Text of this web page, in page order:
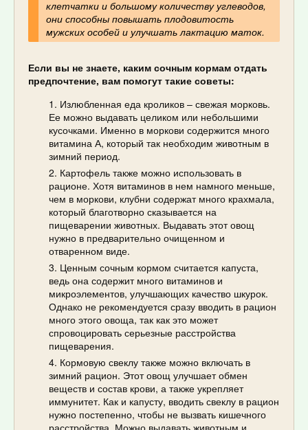
клетчатки и большому количеству углеводов,
они способны повышать плодовитость
мужских особей и улучшать лактацию маток.
Если вы не знаете, каким сочным кормам отдать
предпочтение, вам помогут такие советы:
Излюбленная еда кроликов – свежая морковь.
Ее можно выдавать целиком или небольшими
кусочками. Именно в моркови содержится много
витамина А, который так необходим животным в
зимний период.
Картофель также можно использовать в
рационе. Хотя витаминов в нем намного меньше,
чем в моркови, клубни содержат много крахмала,
который благотворно сказывается на
пищеварении животных. Выдавать этот овощ
нужно в предварительно очищенном и
отваренном виде.
Ценным сочным кормом считается капуста,
ведь она содержит много витаминов и
микроэлементов, улучшающих качество шкурок.
Однако не рекомендуется сразу вводить в рацион
много этого овоща, так как это может
спровоцировать серьезные расстройства
пищеварения.
Кормовую свеклу также можно включать в
зимний рацион. Этот овощ улучшает обмен
веществ и состав крови, а также укрепляет
иммунитет. Как и капусту, вводить свеклу в рацион
нужно постепенно, чтобы не вызвать кишечного
расстройства. Можно выдавать животным и